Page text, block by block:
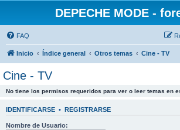
DEPECHE MODE -
FAQ
Inicio Índice general Otros temas Cine - TV
Cine - TV
No tiene los permisos requeridos para ver o leer temas en
IDENTIFICARSE • REGISTRARSE
Nombre de Usuario: